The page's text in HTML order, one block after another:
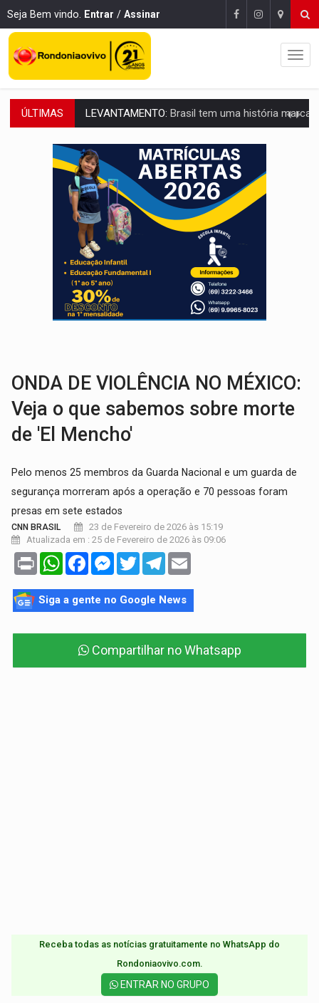
Seja Bem vindo. Entrar / Assinar
ÚLTIMAS LAMENTÁVEL:Mulher é encontrada morta dentro de residência
'XANDY DO MOTOCROSS':Pai morre em acidente na BR-364 duas semanas após
PESO DO VOTO:Cinco maiores colégios eleitorais concentram 53,7% dos
COLUNA SEMANAL:Largada foi dada e candidatos ao Governo de RO partem
SOB SUSPEITA:Entrega de 286 máquinas em Rondônia coincide com
ARTIGO: Reter até 50% no distrato imobiliário é legal, mas não pode
DO HOSPITAL AO CAMPO:Veja as mais de 200 ações de Marcos
EXPANSÃO: Grupo Nova Era amplia presença em PVH e transforma Aramix
LEVANTAMENTO: Brasil tem uma história marcada por guerras, revoltas e
ONDA DE VIOLÊNCIA NO MÉXICO:
Veja o que sabemos sobre morte
de 'El Mencho'
Pelo menos 25 membros da Guarda Nacional e um guarda de
segurança morreram após a operação e 70 pessoas foram
presas em sete estados
CNN BRASIL
23 de Fevereiro de 2026 às 15:19
Atualizada em : 25 de Fevereiro de 2026 às 09:06
Print WhatsAppFacebookMessenger
TwitterTelegram
Siga a gente no Google News
Compartilhar no Whatsapp
Receba todas as notícias gratuitamente no WhatsApp do
Rondoniaovivo.com.​
ENTRAR NO GRUPO